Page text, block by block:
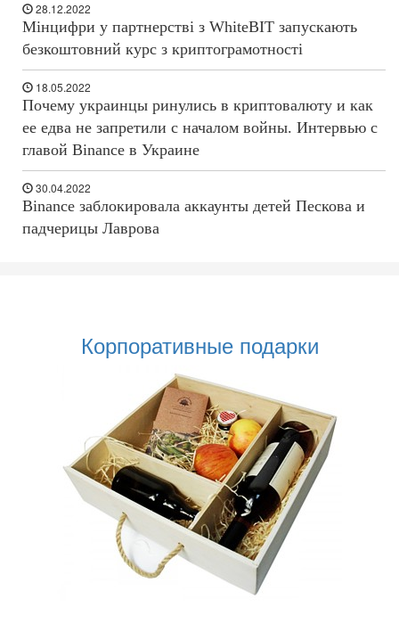
28.12.2022
Мінцифри у партнерстві з WhiteBIT запускають
безкоштовний курс з криптограмотності
18.05.2022
Почему украинцы ринулись в криптовалюту и как
ее едва не запретили с началом войны. Интервью с
главой Binance в Украине
30.04.2022
Binance заблокировала аккаунты детей Пескова и
падчерицы Лаврова
Корпоративные подарки